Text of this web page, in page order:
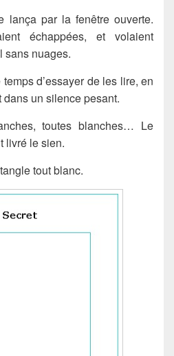
lança par la fenêtre ouverte.
échappées, et volaient
sans nuages.
d’essayer de les lire, en
un silence pesant.
toutes blanches… Le
livré le sien.
tout blanc.